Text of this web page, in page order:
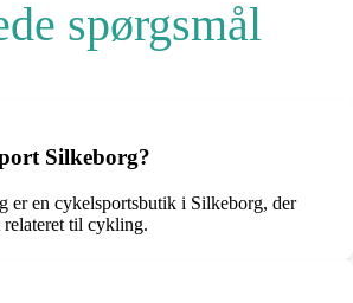
spørgsmål
Silkeborg?
er en cykelsportsbutik i Silkeborg, der
relateret til cykling.